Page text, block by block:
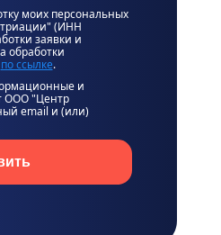
моих персональных
(ИНН
заявки и
обработки
по ссылке.
и
ООО "Центр
email и (или)